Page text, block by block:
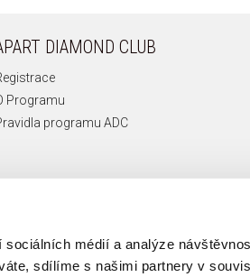
médií a analýze
sdílíme s našimi partnery v
DIAMOND CLUB
Programu
programu ADC